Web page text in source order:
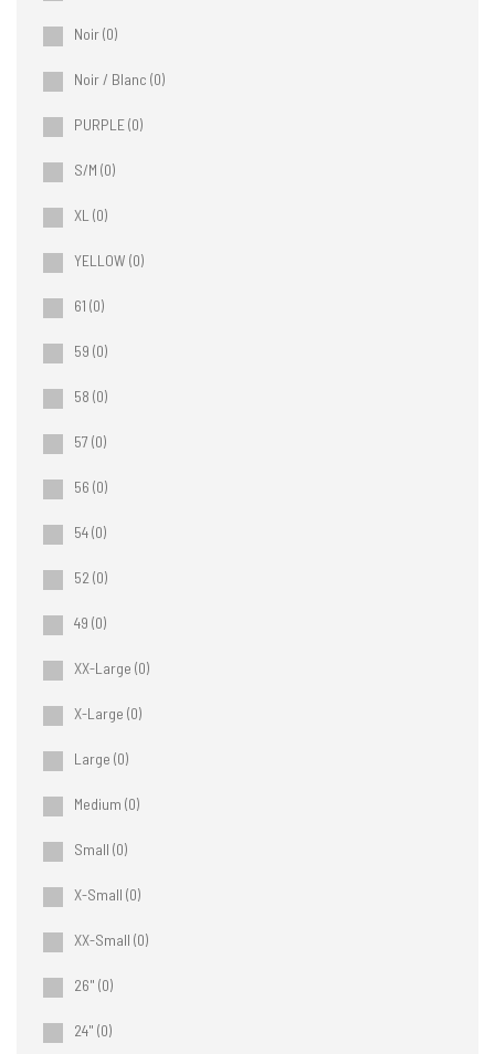
Noir(0)
Noir / Blanc (0)
PURPLE(0)
S/M (0)
XL (0)
YELLOW (0)
61 (0)
59 (0)
58 (0)
57 (0)
56 (0)
54(0)
52 (0)
49 (0)
XX-Large (0)
X-Large (0)
Large (0)
Medium (0)
Small (0)
X-Small (0)
XX-Small (0)
26" (0)
24" (0)